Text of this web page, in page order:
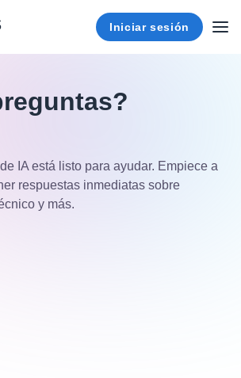
Iniciar sesión
IA está listo para ayudar. Empiece a
respuestas inmediatas sobre
y más.